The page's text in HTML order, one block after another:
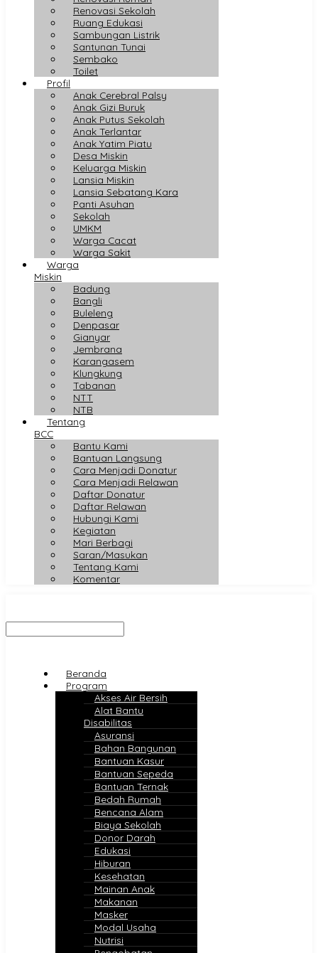
Renovasi Sekolah
Ruang Edukasi
Sambungan Listrik
Santunan Tunai
Sembako
Toilet
Profil
Anak Cerebral Palsy
Anak Gizi Buruk
Anak Putus Sekolah
Anak Terlantar
Anak Yatim Piatu
Desa Miskin
Keluarga Miskin
Lansia Miskin
Lansia Sebatang Kara
Panti Asuhan
Sekolah
UMKM
Warga Cacat
Warga Sakit
Warga
Miskin
Badung
Bangli
Buleleng
Denpasar
Gianyar
Jembrana
Karangasem
Klungkung
Tabanan
NTT
NTB
Tentang
BCC
Bantu Kami
Bantuan Langsung
Cara Menjadi Donatur
Cara Menjadi Relawan
Daftar Donatur
Daftar Relawan
Hubungi Kami
Kegiatan
Mari Berbagi
Saran/Masukan
Tentang Kami
Komentar
Beranda
Program
Akses Air Bersih
Alat Bantu
Disabilitas
Asuransi
Bahan Bangunan
Bantuan Kasur
Bantuan Sepeda
Bantuan Ternak
Bedah Rumah
Bencana Alam
Biaya Sekolah
Donor Darah
Edukasi
Hiburan
Kesehatan
Mainan Anak
Makanan
Masker
Modal Usaha
Nutrisi